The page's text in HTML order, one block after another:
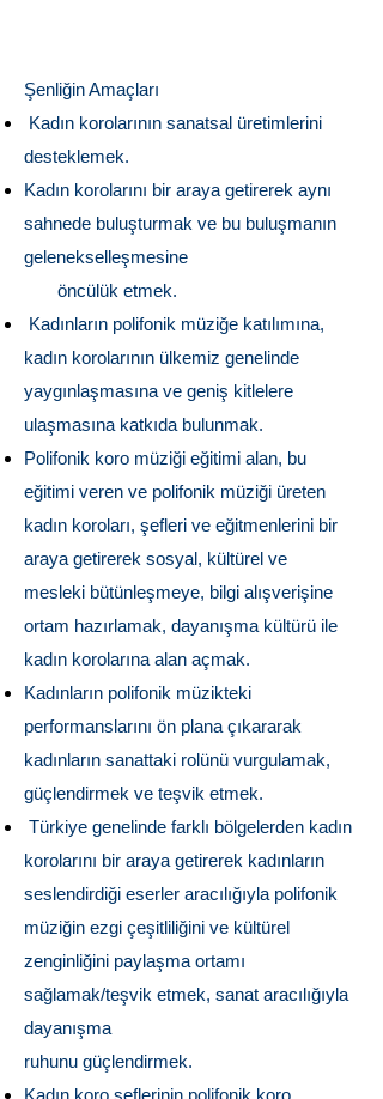
Şenliğin Amaçları
Kadın korolarının sanatsal üretimlerini
desteklemek.
Kadın korolarını bir araya getirerek aynı
sahnede buluşturmak ve bu buluşmanın
gelenekselleşmesine
öncülük etmek.
Kadınların polifonik müziğe katılımına,
kadın korolarının ülkemiz genelinde
yaygınlaşmasına ve geniş kitlelere
ulaşmasına katkıda bulunmak.
Polifonik koro müziği eğitimi alan, bu
eğitimi veren ve polifonik müziği üreten
kadın koroları, şefleri ve eğitmenlerini bir
araya getirerek sosyal, kültürel ve
mesleki bütünleşmeye, bilgi alışverişine
ortam hazırlamak, dayanışma kültürü ile
kadın korolarına alan açmak.
Kadınların polifonik müzikteki
performanslarını ön plana çıkararak
kadınların sanattaki rolünü vurgulamak,
güçlendirmek ve teşvik etmek.
Türkiye genelinde farklı bölgelerden kadın
korolarını bir araya getirerek kadınların
seslendirdiği eserler aracılığıyla polifonik
müziğin ezgi çeşitliliğini ve kültürel
zenginliğini paylaşma ortamı
sağlamak/teşvik etmek, sanat aracılığıyla
dayanışma
ruhunu güçlendirmek.
Kadın koro şeflerinin polifonik koro